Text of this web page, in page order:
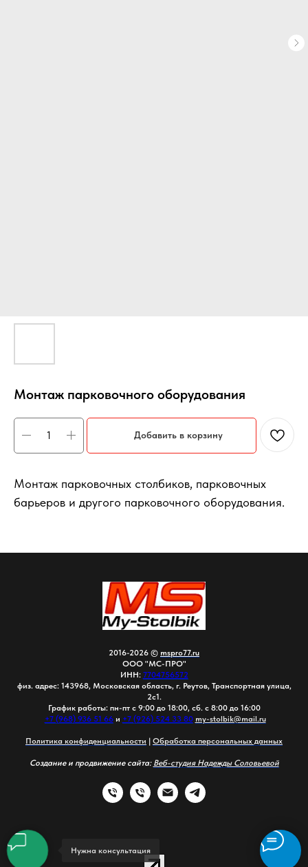
Монтаж парковочного оборудования
Добавить в корзину
Монтаж парковочных столбиков, парковочных
барьеров и другого парковочного оборудования.
Нужна консультация
2016-2026 © mspro77.ru
ООО "МС-ПРО"
ИНН: 7704756572
физ. адрес: 143968, Московская область, г. Реутов, Транспортная улица,
2с1.
График работы: пн-пт с 9:00 до 18:00, сб. с 8:00 до 16:00
+7 (968) 936 51 66и +7 (926) 524 33 80 my-stolbik@mail.ru
Политика конфиденциальности | Обработка персональных данных
Создание и продвижение сайта: Веб-студия Надежды Соловьевой